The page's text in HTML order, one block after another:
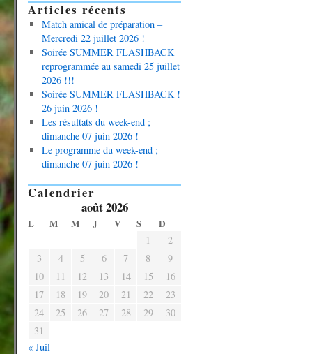
Articles récents
Match amical de préparation –
Mercredi 22 juillet 2026 !
Soirée SUMMER FLASHBACK
reprogrammée au samedi 25 juillet
2026 !!!
Soirée SUMMER FLASHBACK !
26 juin 2026 !
Les résultats du week-end ;
dimanche 07 juin 2026 !
Le programme du week-end ;
dimanche 07 juin 2026 !
Calendrier
août 2026
L M M J V S D
1
2
3
4 5 6 7 8
9
10
11 12 13 14 15
16
17
18 19 20 21 22
23
24
25 26 27 28 29
30
31
« Juil